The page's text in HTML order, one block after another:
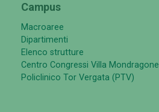
Campus
Macroaree
Dipartimenti
Elenco strutture
Centro Congressi Villa Mondragone
Policlinico Tor Vergata (PTV)